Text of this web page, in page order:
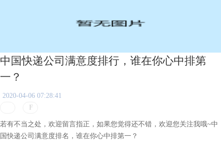
中国快递公司满意度排行，谁在你心中排第
一？
2020-04-06 07:28:41
若有不当之处，欢迎留言指正，如果您觉得还不错，欢迎您关注我哦~中
国快递公司满意度排名，谁在你心中排第一？